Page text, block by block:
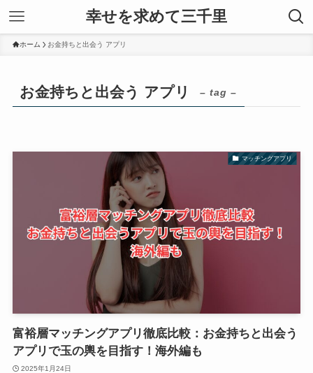
幸せを求めて三千里
ホーム お金持ちと出会う アプリ
お金持ちと出会う アプリ – tag –
マッチングアプリ
富裕層マッチングアプリ徹底比較：お金持ちと出会う
アプリで玉の輿を目指す！海外編も
2025年1月24日